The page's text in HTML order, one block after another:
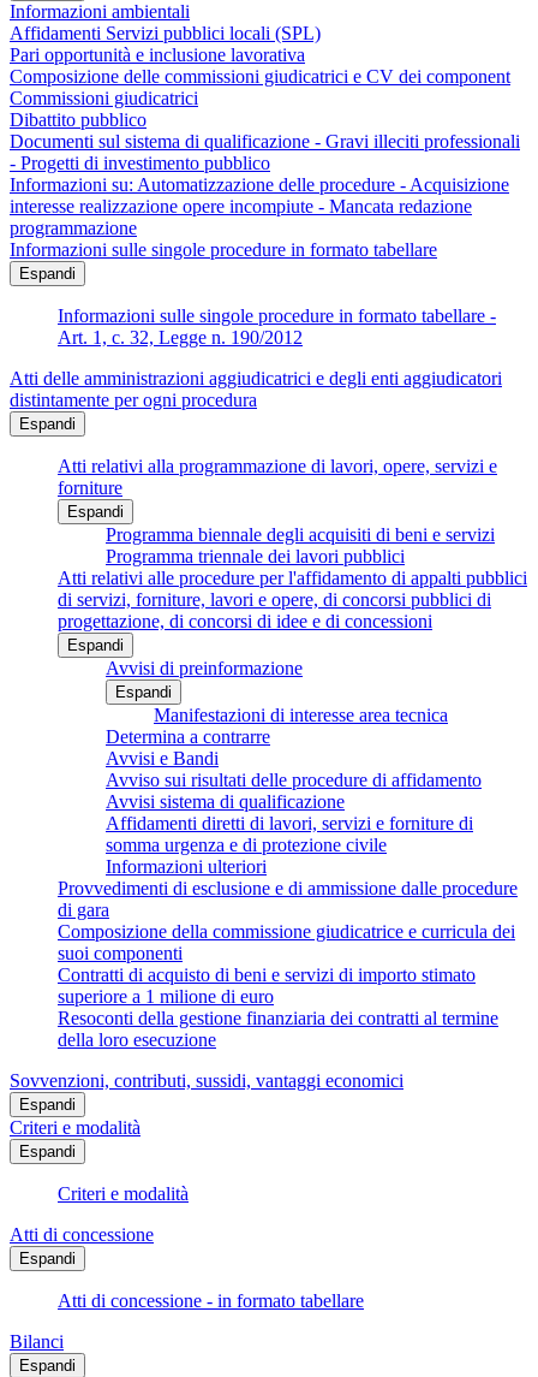
Informazioni ambientali
Affidamenti Servizi pubblici locali (SPL)
Pari opportunità e inclusione lavorativa
Composizione delle commissioni giudicatrici e CV dei component
Commissioni giudicatrici
Dibattito pubblico
Documenti sul sistema di qualificazione - Gravi illeciti professionali
- Progetti di investimento pubblico
Informazioni su: Automatizzazione delle procedure - Acquisizione
interesse realizzazione opere incompiute - Mancata redazione
programmazione
Informazioni sulle singole procedure in formato tabellare
Espandi
Informazioni sulle singole procedure in formato tabellare -
Art. 1, c. 32, Legge n. 190/2012
Atti delle amministrazioni aggiudicatrici e degli enti aggiudicatori
distintamente per ogni procedura
Espandi
Atti relativi alla programmazione di lavori, opere, servizi e
forniture
Espandi
Programma biennale degli acquisiti di beni e servizi
Programma triennale dei lavori pubblici
Atti relativi alle procedure per l'affidamento di appalti pubblici
di servizi, forniture, lavori e opere, di concorsi pubblici di
progettazione, di concorsi di idee e di concessioni
Espandi
Avvisi di preinformazione
Espandi
Manifestazioni di interesse area tecnica
Determina a contrarre
Avvisi e Bandi
Avviso sui risultati delle procedure di affidamento
Avvisi sistema di qualificazione
Affidamenti diretti di lavori, servizi e forniture di
somma urgenza e di protezione civile
Informazioni ulteriori
Provvedimenti di esclusione e di ammissione dalle procedure
di gara
Composizione della commissione giudicatrice e curricula dei
suoi componenti
Contratti di acquisto di beni e servizi di importo stimato
superiore a 1 milione di euro
Resoconti della gestione finanziaria dei contratti al termine
della loro esecuzione
Sovvenzioni, contributi, sussidi, vantaggi economici
Espandi
Criteri e modalità
Espandi
Criteri e modalità
Atti di concessione
Espandi
Atti di concessione - in formato tabellare
Bilanci
Espandi